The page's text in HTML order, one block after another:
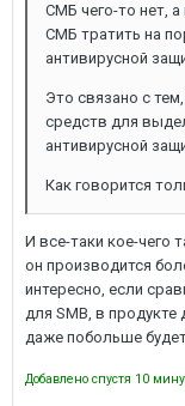
СМБ чего-то нет,
СМБ тратить на
антивирусной
Это связано с
средств для
антивирусной
Как говорится
И все-таки кое-чего
он производится
интересно, если
для SMB, в
даже побольше
Добавлено спустя 10